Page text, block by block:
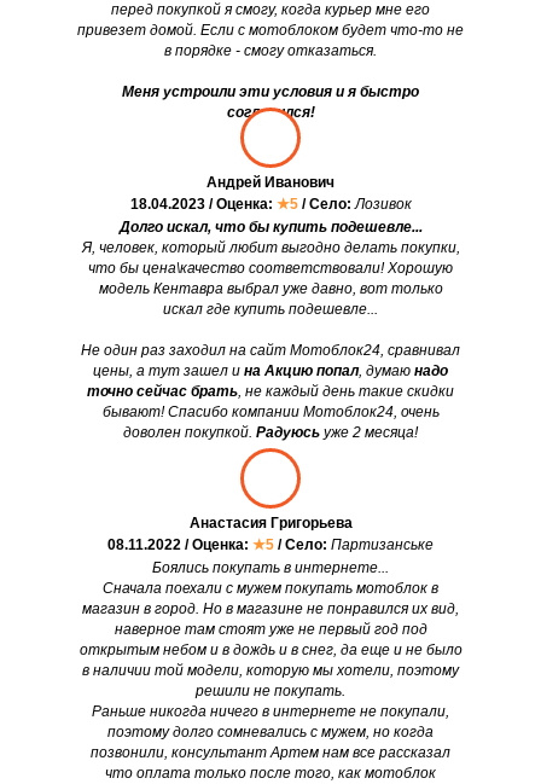
перед покупкой я смогу, когда курьер мне его
привезет домой. Если с мотоблоком будет что-то не
в порядке - смогу отказаться.
Меня устроили эти условия и я быстро
согласился!
Боялись покупать в интернете...
Сначала поехали с мужем покупать мотоблок в
магазин в город. Но в магазине не понравился их вид,
наверное там стоят уже не первый год под
открытым небом и в дождь и в снег, да еще и не было
в наличии той модели, которую мы хотели, поэтому
решили не покупать.
Раньше никогда ничего в интернете не покупали,
поэтому долго сомневались с мужем, но когда
позвонили, консультант Артем нам все рассказал
что оплата только после того, как мотоблок
Анастасия Григорьева
08.11.2022 / Оценка: ★5 / Село: Партизанське
Долго искал, что бы купить подешевле...
Я, человек, который любит выгодно делать покупки,
что бы цена\качество соответствовали! Хорошую
модель Кентавра выбрал уже давно, вот только
искал где купить подешевле...
Не один раз заходил на сайт Мотоблок24, сравнивал
цены, а тут зашел и на Акцию попал, думаю надо
точно сейчас брать, не каждый день такие скидки
бывают! Спасибо компании Мотоблок24, очень
доволен покупкой. Радуюсь уже 2 месяца!
Андрей Иванович
18.04.2023 / Оценка: ★5 / Село: Лозивок